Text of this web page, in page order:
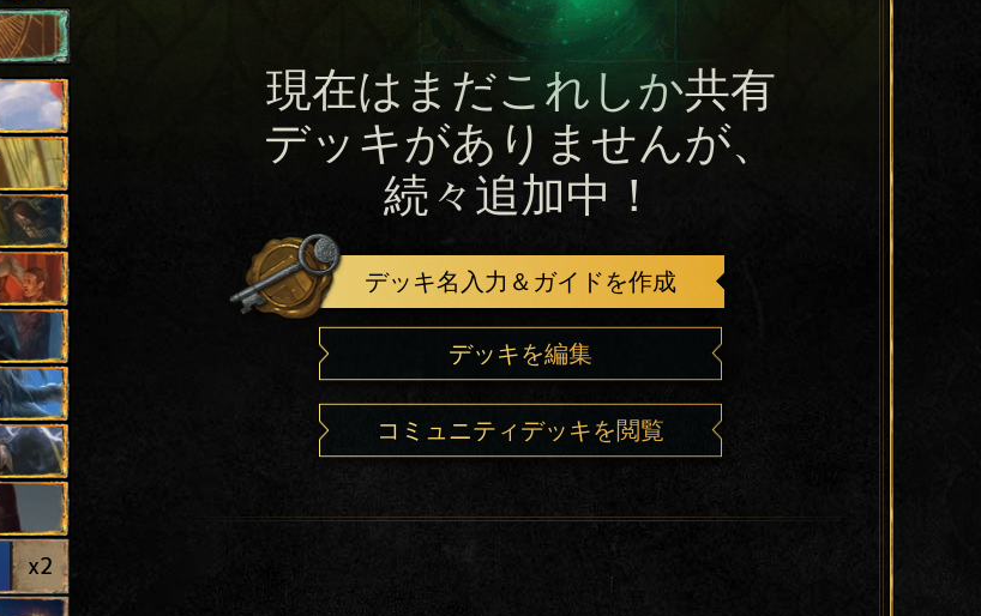
x2
現在はまだこれしか共有
デッキがありませんが、
続々追加中！
デッキ名入力＆ガイドを作成
デッキを編集
コミュニティデッキを閲覧